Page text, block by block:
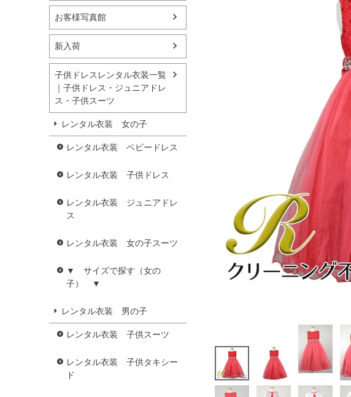
実店舗 つくば店
Tsukuba Boutique
〒 茨城県土浦市大町14-16-1F
10:00–18:00（完全予約制）
月曜日
店舗を予約する →
お客様写真館
新入荷
子供ドレスレンタル衣装一覧
｜子供ドレス・ジュニアドレ
ス・子供スーツ
レンタル衣装 女の子
レンタル衣装 ベビードレス
レンタル衣装 子供ドレス
レンタル衣装 ジュニアドレ
ス
レンタル衣装 女の子スーツ
▼ サイズで探す（女の
子） ▼
レンタル衣装 男の子
レンタル衣装 子供スーツ
レンタル衣装 子供タキシー
ド